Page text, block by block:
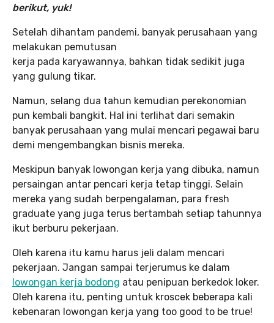
berikut, yuk!
Setelah dihantam pandemi, banyak perusahaan yang
melakukan pemutusan
kerja pada karyawannya, bahkan tidak sedikit juga
yang gulung tikar.
Namun, selang dua tahun kemudian perekonomian
pun kembali bangkit. Hal ini terlihat dari semakin
banyak perusahaan yang mulai mencari pegawai baru
demi mengembangkan bisnis mereka.
Meskipun banyak lowongan kerja yang dibuka, namun
persaingan antar pencari kerja tetap tinggi. Selain
mereka yang sudah berpengalaman, para fresh
graduate yang juga terus bertambah setiap tahunnya
ikut berburu pekerjaan.
Oleh karena itu kamu harus jeli dalam mencari
pekerjaan. Jangan sampai terjerumus ke dalam
lowongan kerja bodong atau penipuan berkedok loker.
Oleh karena itu, penting untuk kroscek beberapa kali
kebenaran lowongan kerja yang too good to be true!